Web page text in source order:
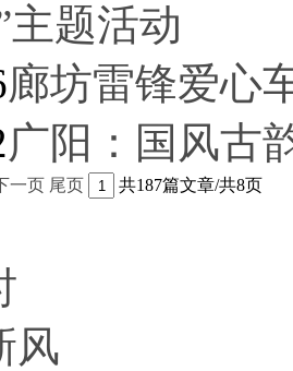
主题活动
廊坊雷锋爱心
广阳：国风古
一页 尾页 共187篇文章/共8页
风